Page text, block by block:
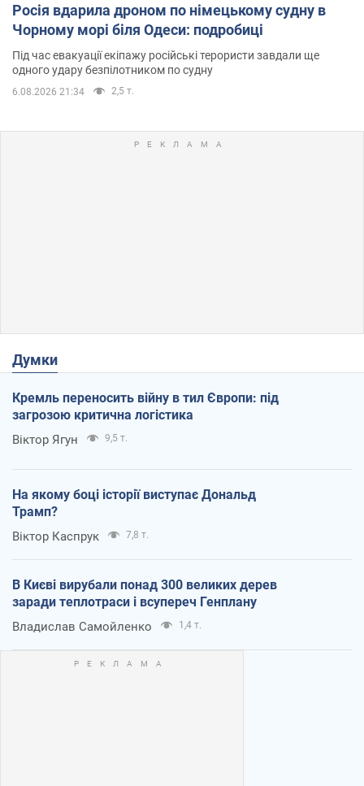
Росія вдарила дроном по німецькому судну в
Чорному морі біля Одеси: подробиці
Під час евакуації екіпажу російські терористи завдали ще
одного удару безпілотником по судну
6.08.2026 21:34 2,5 т.
Думки
Кремль переносить війну в тил Європи: під
загрозою критична логістика
Віктор Ягун 9,5 т.
На якому боці історії виступає Дональд
Трамп?
Віктор Каспрук 7,8 т.
В Києві вирубали понад 300 великих дерев
заради теплотраси і всупереч Генплану
Владислав Самойленко 1,4 т.